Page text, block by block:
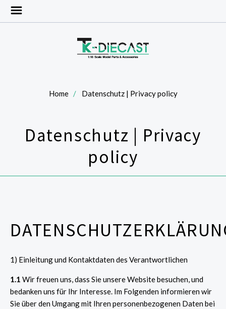
Home Datenschutz | Privacy policy
Datenschutz | Privacy
policy
1) Einleitung und Kontaktdaten des Verantwortlichen
1.1 Wir freuen uns, dass Sie unsere Website besuchen, und
bedanken uns für Ihr Interesse. Im Folgenden informieren wir
Sie über den Umgang mit Ihren personenbezogenen Daten bei